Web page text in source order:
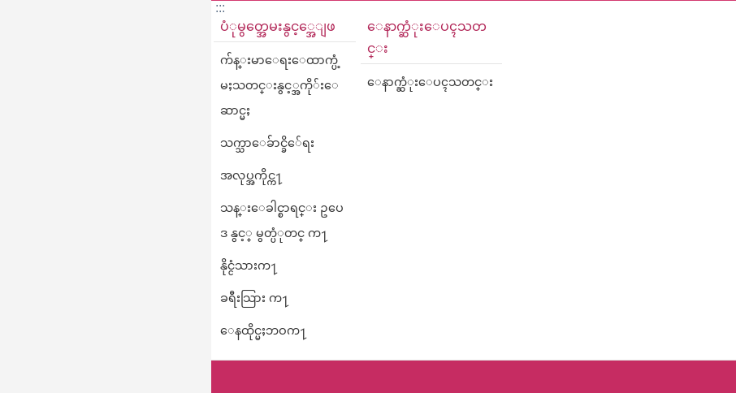
:::
ပံုမွတ္အေမးနွင့္အေျဖ
က်န္းမာေရးေထာက္ပံ့
မႈသတင္းနွင့္အကို်းေ
ဆာင္မႈ
သက္သာေခ်ာင္ခိ်ေရး
အလုပ္အကိုင္က႑
သန္းေခါင္စာရင္း ဥပေ
ဒ နွင့္ မွတ္ပံုတင္ က႑
နိုင္ငံသားက႑
ခရီးသြား က႑
ေနထိုင္မႈဘဝက႑
ေနာက္ဆံုးေပၚသတ
င္း
ေနာက္ဆံုးေပၚသတင္း